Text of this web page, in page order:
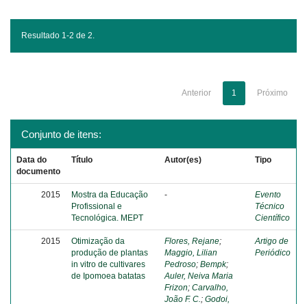
Resultado 1-2 de 2.
Anterior 1 Próximo
Conjunto de itens:
Data do
documento
Título Autor(es) Tipo
2015
Mostra da Educação
Profissional e
Tecnológica. MEPT
-
Evento
Técnico
Científico
2015
Otimização da
produção de plantas
in vitro de cultivares
de Ipomoea batatas
Flores, Rejane;
Maggio, Lilian
Pedroso; Bempk;
Auler, Neiva Maria
Frizon; Carvalho,
João F. C.; Godoi,
Artigo de
Periódico